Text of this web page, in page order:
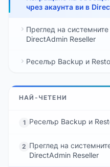
чрез акаунта ви в
Преглед на
DirectAdmin Reseller
Реселър Backup и
НАЙ-ЧЕТЕНИ
1 Реселър Backup и
2 Преглед на
DirectAdmin Reseller